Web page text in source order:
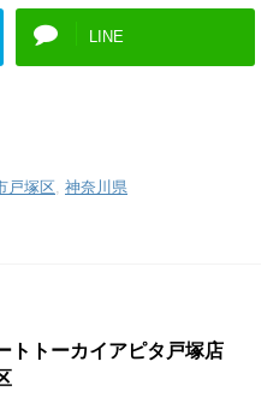
LINE
戸塚区 神奈川県
トトーカイアピタ戸塚店